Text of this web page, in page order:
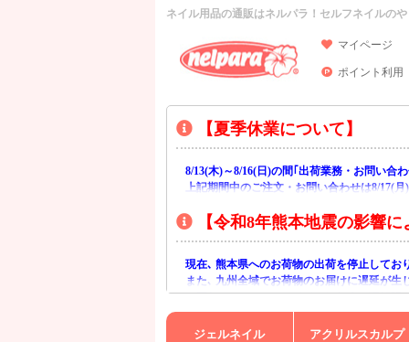
ネイル用品の通販はネルパラ！セルフネイルの
マイページ
ポイント利用
【夏季休業について】
8/13(木)～8/16(日)の間｢出荷業務・お問い合
上記期間中のご注文・お問い合わせは8/17(
【令和8年熊本地震の影響に
現在､ 熊本県へのお荷物の出荷を停止してお
また､ 九州全域でお荷物のお届けに遅延が生
ご不便をおかけいたしますが､ 何卒ご理解賜
ジェルネイル アクリルスカルプ